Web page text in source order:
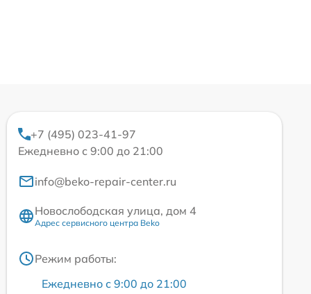
+7 (495) 023-41-97
Ежедневно с 9:00 до 21:00
info@beko-repair-center.ru
Новослободская улица, дом 4
Адрес сервисного центра Beko
Режим работы:
Ежедневно с 9:00 до 21:00